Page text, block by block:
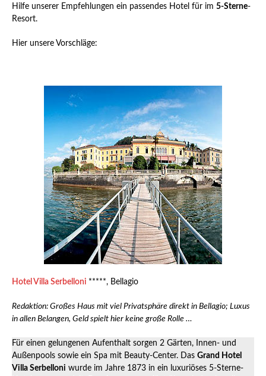
Hilfe unserer Empfehlungen ein passendes Hotel für im 5-Sterne-
Resort.
Hier unsere Vorschläge:
Hotel Villa Serbelloni *****, Bellagio
Redaktion: Großes Haus mit viel Privatsphäre direkt in Bellagio; Luxus
in allen Belangen, Geld spielt hier keine große Rolle …
Für einen gelungenen Aufenthalt sorgen 2 Gärten, Innen- und
Außenpools sowie ein Spa mit Beauty-Center. Das Grand Hotel
Villa Serbelloni wurde im Jahre 1873 in ein luxuriöses 5-Sterne-